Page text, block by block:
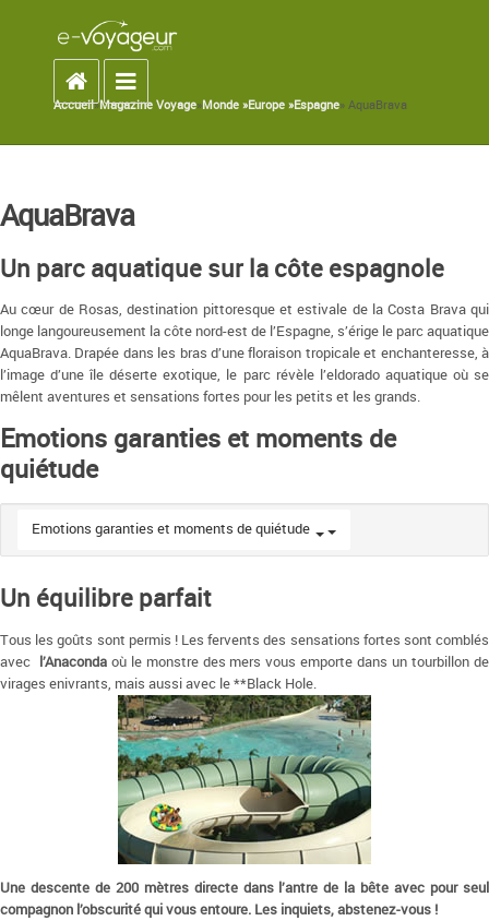
Accueil
Toggle navigation
Accueil»Magazine Voyage»Monde »Europe »Espagne» AquaBrava
AquaBrava
Un parc aquatique sur la côte espagnole
Au cœur de Rosas, destination pittoresque et estivale de la Costa Brava qui
longe langoureusement la côte nord-est de l’Espagne, s’érige le parc aquatique
AquaBrava. Drapée dans les bras d’une floraison tropicale et enchanteresse, à
l’image d’une île déserte exotique, le parc révèle l’eldorado aquatique où se
mêlent aventures et sensations fortes pour les petits et les grands.
Emotions garanties et moments de
quiétude
Emotions garanties et moments de quiétude
Un équilibre parfait
Tous les goûts sont permis ! Les fervents des sensations fortes sont comblés
avec l’Anacondaoù le monstre des mers vous emporte dans un tourbillon de
virages enivrants, mais aussi avec le **Black Hole.
Une descente de 200 mètres directe dans l’antre de la bête avec pour seul
compagnon l’obscurité qui vous entoure. Les inquiets, abstenez-vous !